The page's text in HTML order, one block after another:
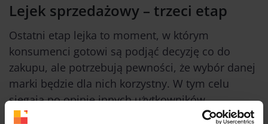
Lejek sprzedażowy – trzeci etap
Ostatni etap lejka to moment, w którym
konsumenci gotowi są podjąć decyzję co do
zakupu, ale potrzebują pewności, że wybór danej
marki będzie dla nich korzystny. W tym celu
sięgają po opinie innych użytkowników,
upewniają się, że marka jest godna zaufania, a